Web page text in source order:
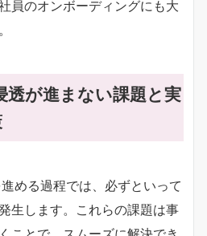
員のオンボーディングにも大
透が進まない課題と実
める過程では、必ずといって
生します。これらの課題は事